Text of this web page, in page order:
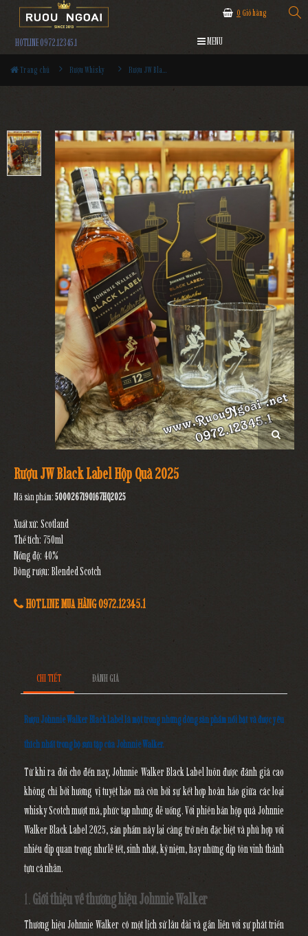
0 Giỏ hàng
HOTLINE 0972.12345.1 MENU
Trang chủ Rượu Whisky Rượu JW Black Label Hộp Quà 2025
Rượu JW Black Label Hộp Quà 2025
Mã sản phẩm:5000267190167HQ2025
Xuất xứ: Scotland
Thể tích: 750ml
Nồng độ: 40%
Dòng rượu: Blended Scotch
HOTLINE MUA HÀNG 0972.12345.1
CHI TIẾT ĐÁNH GIÁ
Rượu Johnnie Walker Black Label là một trong những dòng sản phẩm nổi bật và được yêu
thích nhất trong bộ sưu tập của Johnnie Walker.
Từ khi ra đời cho đến nay, Johnnie Walker Black Label luôn được đánh giá cao
không chỉ bởi hương vị tuyệt hảo mà còn bởi sự kết hợp hoàn hảo giữa các loại
whisky Scotch mượt mà, phức tạp nhưng dễ uống. Với phiên bản hộp quà Johnnie
Walker Black Label 2025, sản phẩm này lại càng trở nên đặc biệt và phù hợp với
nhiều dịp quan trọng như lễ tết, sinh nhật, kỷ niệm, hay những dịp tôn vinh thành
tựu cá nhân.
1.Giới thiệu về thương hiệu Johnnie Walker
Thương hiệu Johnnie Walker có một lịch sử lâu dài và gắn liền với sự phát triển